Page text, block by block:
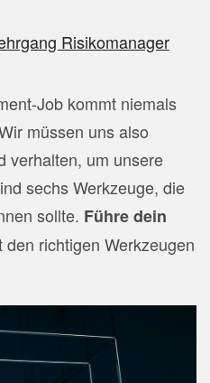
Risikomanager
Job kommt niemals
müssen uns also
verhalten, um unsere
sechs Werkzeuge, die
sollte. Führe dein
den richtigen Werkzeugen